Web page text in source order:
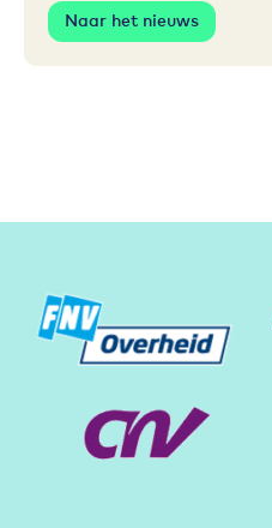
Naar het nieuws